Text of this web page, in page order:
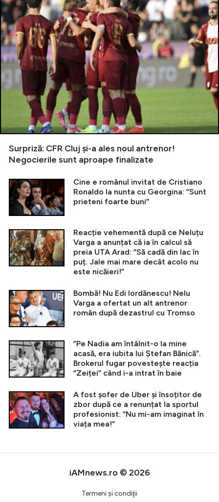
Surpriză: CFR Cluj și-a ales noul antrenor!
Negocierile sunt aproape finalizate
Cine e românul invitat de Cristiano
Ronaldo la nunta cu Georgina: ”Sunt
prieteni foarte buni”
Reacție vehementă după ce Neluțu
Varga a anunțat că ia în calcul să
preia UTA Arad: ”Să cadă din lac în
puț. Jale mai mare decât acolo nu
este nicăieri!”
Bombă! Nu Edi Iordănescu! Nelu
Varga a ofertat un alt antrenor
român după dezastrul cu Tromso
”Pe Nadia am întâlnit-o la mine
acasă, era iubita lui Ștefan Bănică”.
Brokerul fugar povestește reacția
”Zeiței” când i-a intrat în baie
A fost șofer de Uber și însoțitor de
zbor după ce a renunțat la sportul
profesionist: ”Nu mi-am imaginat în
viața mea!”
iAMnews.ro © 2026
Termeni şi condiţii